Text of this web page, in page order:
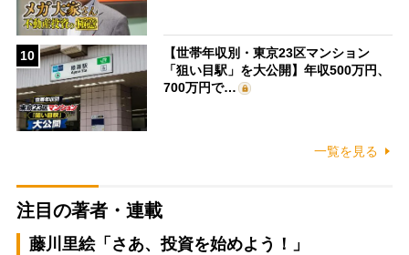
10
【世帯年収別・東京23区マンション
「狙い目駅」を大公開】年収500万円、
700万円で…
一覧を見る
注目の著者・連載
藤川里絵「さあ、投資を始めよう！」